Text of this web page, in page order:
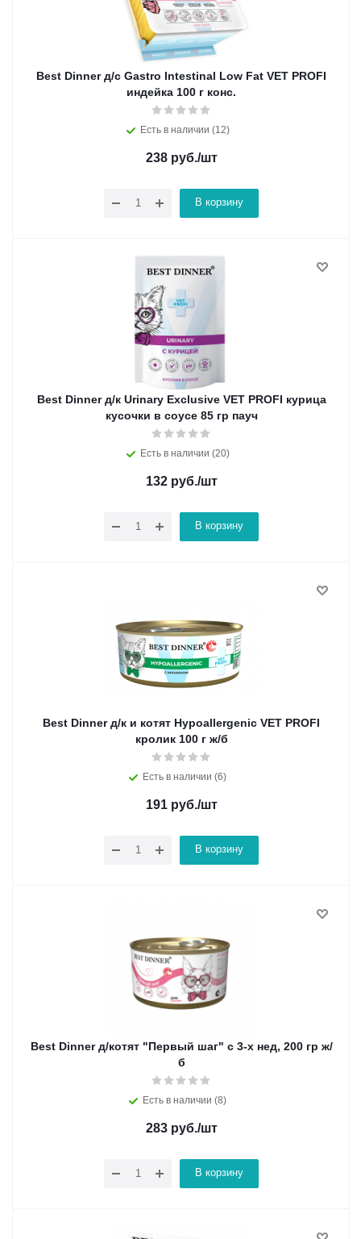
Best Dinner д/с Gastro Intestinal Low Fat VET PROFI
индейка 100 г конс.
Есть в наличии (12)
238руб./шт
В корзину
Best Dinner д/к Urinary Exclusive VET PROFI курица
кусочки в соусе 85 гр пауч
Есть в наличии (20)
132руб./шт
В корзину
Best Dinner д/к и котят Hypoallergenic VET PROFI
кролик 100 г ж/б
Есть в наличии (6)
191руб./шт
В корзину
Best Dinner д/котят "Первый шаг" с 3-х нед, 200 гр ж/
б
Есть в наличии (8)
283руб./шт
В корзину